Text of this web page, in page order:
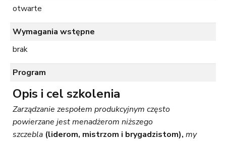
otwarte
Wymagania wstępne
brak
Program
Opis i cel szkolenia
Zarządzanie zespołem produkcyjnym często
powierzane jest menadżerom niższego
szczebla (liderom, mistrzom i brygadzistom), my